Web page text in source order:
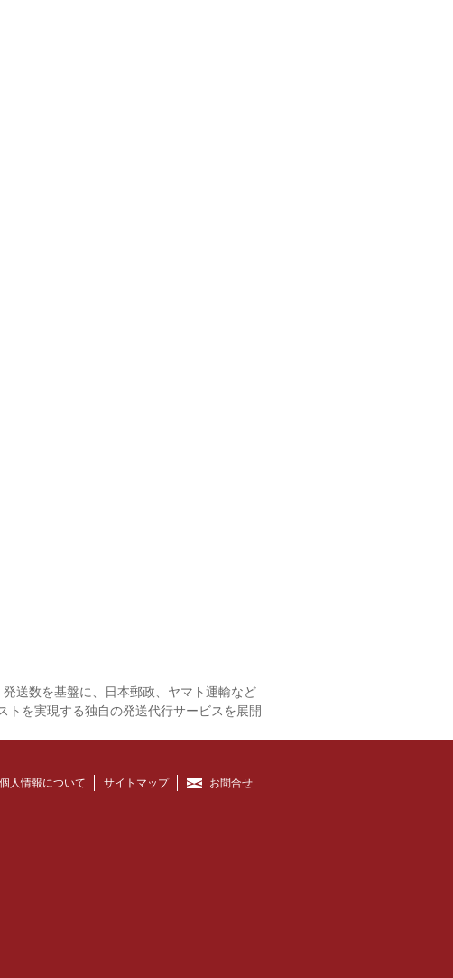
送数を基盤に、日本郵政、ヤマト運輸など
を実現する独自の発送代行サービスを展開
個人情報について サイトマップ お問合せ